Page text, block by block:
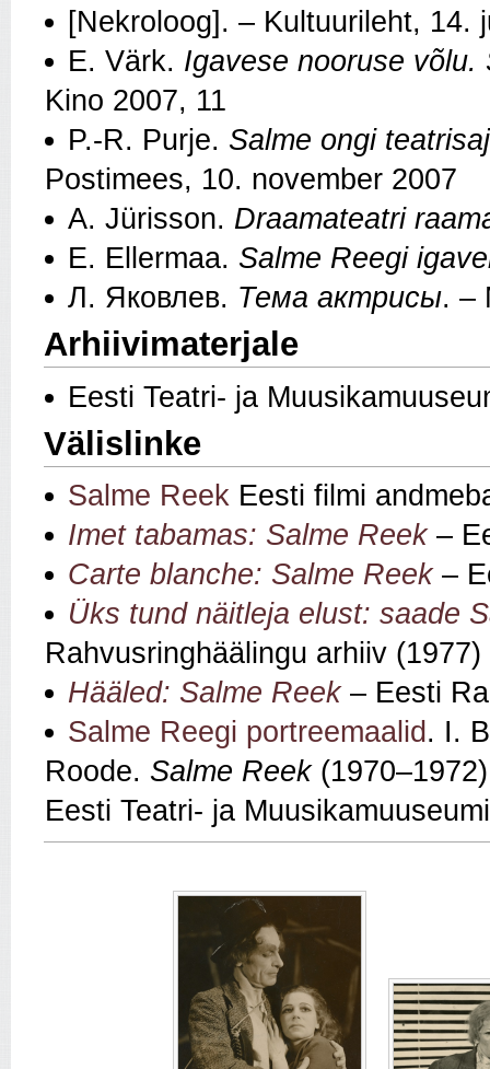
[Nekroloog]. – Kultuurileht, 14.
E. Värk. Igavese nooruse võlu.
Kino 2007, 11
P.-R. Purje. Salme ongi
Postimees, 10. november 2007
A. Jürisson. Draamateatri
E. Ellermaa. Salme Reegi
Л. Яковлев. Тема актрисы. –
Arhiivimaterjale
Eesti Teatri- ja
Välislinke
Salme Reek Eesti filmi
Imet tabamas: Salme Reek–
Carte blanche: Salme Reek–
Üks tund näitleja elust: saade
Rahvusringhäälingu arhiiv (1977)
Hääled: Salme Reek – Eesti
Salme Reegi portreemaalid . I.
Roode. Salme Reek
Eesti Teatri- ja